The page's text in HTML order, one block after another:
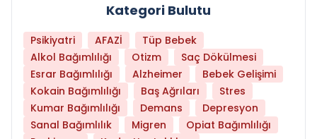
Kategori Bulutu
Psikiyatri AFAZİ
Tüp Bebek
Alkol Bağımlılığı
Otizm
Saç Dökülmesi
Esrar Bağımlılığı
Alzheimer
Bebek Gelişimi
Kokain Bağımlılığı
Baş Ağrıları
Stres
Kumar Bağımlılığı
Demans
Depresyon
Sanal Bağımlılık
Migren
Opiat Bağımlılığı